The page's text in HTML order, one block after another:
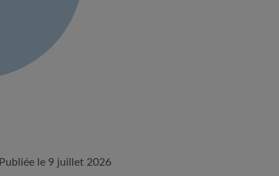
Publiée le 9 juillet 2026